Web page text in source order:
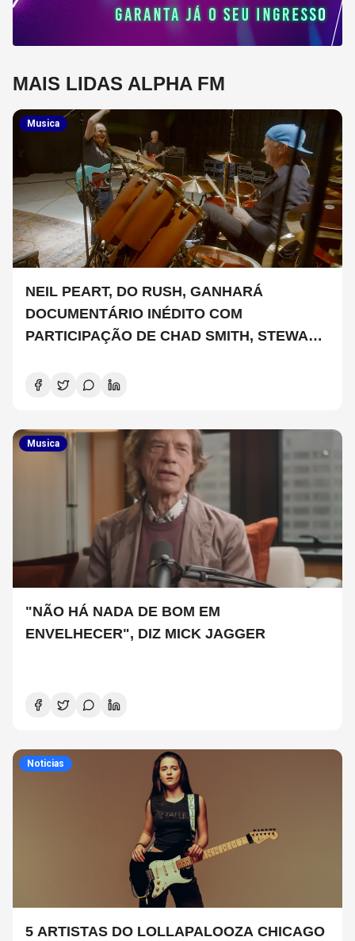
MAIS LIDAS ALPHA FM
Musica
NEIL PEART, DO RUSH, GANHARÁ
DOCUMENTÁRIO INÉDITO COM
PARTICIPAÇÃO DE CHAD SMITH, STEWART
Musica
"NÃO HÁ NADA DE BOM EM
ENVELHECER", DIZ MICK JAGGER
Noticias
5 ARTISTAS DO LOLLAPALOOZA CHICAGO